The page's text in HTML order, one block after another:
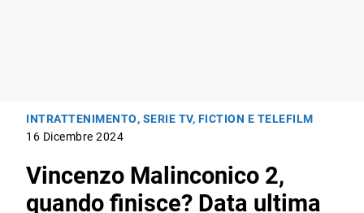
INTRATTENIMENTO, SERIE TV, FICTION E TELEFILM
16 Dicembre 2024
Vincenzo Malinconico 2,
quando finisce? Data ultima